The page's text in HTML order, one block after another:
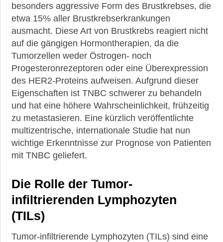
besonders aggressive Form des Brustkrebses, die
etwa 15% aller Brustkrebserkrankungen
ausmacht. Diese Art von Brustkrebs reagiert nicht
auf die gängigen Hormontherapien, da die
Tumorzellen weder Östrogen- noch
Progesteronrezeptoren oder eine Überexpression
des HER2-Proteins aufweisen. Aufgrund dieser
Eigenschaften ist TNBC schwerer zu behandeln
und hat eine höhere Wahrscheinlichkeit, frühzeitig
zu metastasieren. Eine kürzlich veröffentlichte
multizentrische, internationale Studie hat nun
wichtige Erkenntnisse zur Prognose von Patienten
mit TNBC geliefert.
Die Rolle der Tumor-
infiltrierenden Lymphozyten
(TILs)
Tumor-infiltrierende Lymphozyten (TILs) sind eine
Nebenwirkungen
und
Belastungen
Brustkrebs-
OP
mit
Brustkrebs
Seelische
körperliche
Belastung
Studien
&
neueste
Leitlinien